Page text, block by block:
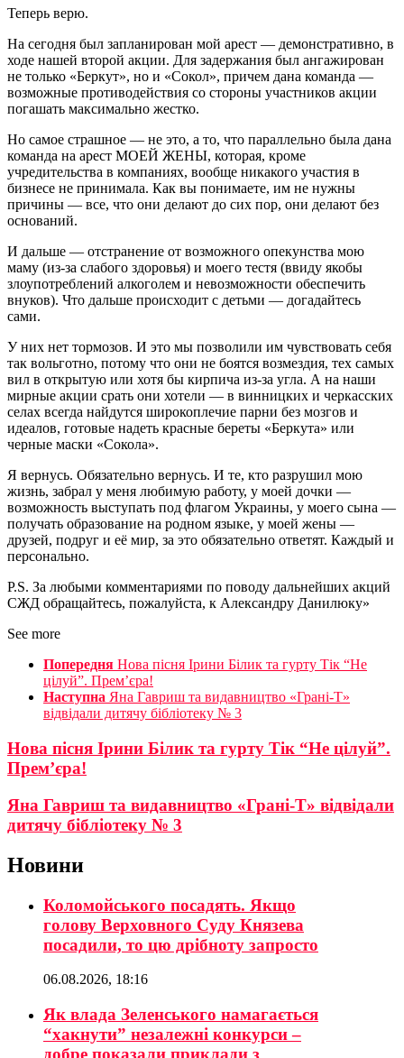
Теперь верю.
На сегодня был запланирован мой арест — демонстративно, в
ходе нашей второй акции. Для задержания был ангажирован
не только «Беркут», но и «Сокол», причем дана команда —
возможные противодействия со стороны участников акции
погашать максимально жестко.
Но самое страшное — не это, а то, что параллельно была дана
команда на арест МОЕЙ ЖЕНЫ, которая, кроме
учредительства в компаниях, вообще никакого участия в
бизнесе не принимала. Как вы понимаете, им не нужны
причины — все, что они делают до сих пор, они делают без
оснований.
И дальше — отстранение от возможного опекунства мою
маму (из-за слабого здоровья) и моего тестя (ввиду якобы
злоупотреблений алкоголем и невозможности обеспечить
внуков). Что дальше происходит с детьми — догадайтесь
сами.
У них нет тормозов. И это мы позволили им чувствовать себя
так вольготно, потому что они не боятся возмездия, тех самых
вил в открытую или хотя бы кирпича из-за угла. А на наши
мирные акции срать они хотели — в винницких и черкасских
селах всегда найдутся широкоплечие парни без мозгов и
идеалов, готовые надеть красные береты «Беркута» или
черные маски «Сокола».
Я вернусь. Обязательно вернусь. И те, кто разрушил мою
жизнь, забрал у меня любимую работу, у моей дочки —
возможность выступать под флагом Украины, у моего сына —
получать образование на родном языке, у моей жены —
друзей, подруг и её мир, за это обязательно ответят. Каждый и
персонально.
P.S. За любыми комментариями по поводу дальнейших акций
СЖД обращайтесь, пожалуйста, к Александру Данилюку»
See more
Попередня Нова пісня Ірини Білик та гурту Тік “Не
цілуй”. Прем’єра!
Наступна Яна Гавриш та видавництво «Грані-Т»
відвідали дитячу бібліотеку № 3
Нова пісня Ірини Білик та гурту Тік “Не цілуй”.
Прем’єра!
Яна Гавриш та видавництво «Грані-Т» відвідали
дитячу бібліотеку № 3
Новини
Коломойського посадять. Якщо
голову Верховного Суду Князева
посадили, то цю дрібноту запросто
06.08.2026, 18:16
Як влада Зеленського намагається
“хакнути” незалежні конкурси –
добре показали приклади з